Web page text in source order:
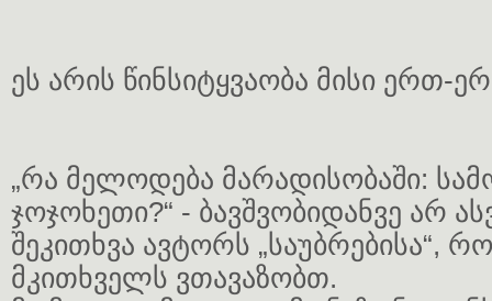
ეს არის წინსიტყვაობა მისი ერთ-
„რა მელოდება მარადისობაში:
ჯოჯოხეთი?“ - ბავშვობიდანვე არ
შეკითხვა ავტორს „საუბრებისა“,
მკითხველს ვთავაზობთ.